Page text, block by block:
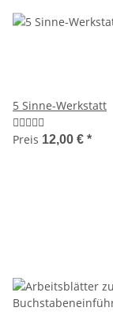
5 Sinne-Werkstatt
Preis 12,00 € *